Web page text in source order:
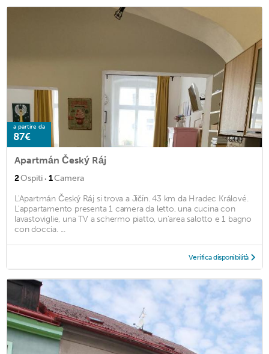
a partire da
87€
Apartmán Český Ráj
2Ospiti · 1Camera
L'Apartmán Český Ráj si trova a Jičín. 43 km da Hradec Králové.
L'appartamento presenta 1 camera da letto, una cucina con
lavastoviglie, una TV a schermo piatto, un'area salotto e 1 bagno
con doccia. ...
Verifica disponibilità